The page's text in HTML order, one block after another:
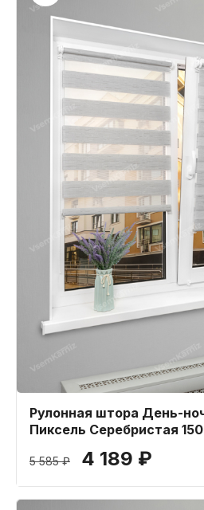
Рулонная штора День-
Пиксель Серебристая
5 585 ₽ 4 189 ₽